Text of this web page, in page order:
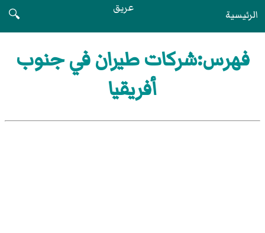
الرئيسية عريق
🔍
فهرس:شركات طيران في جنوب
أفريقيا